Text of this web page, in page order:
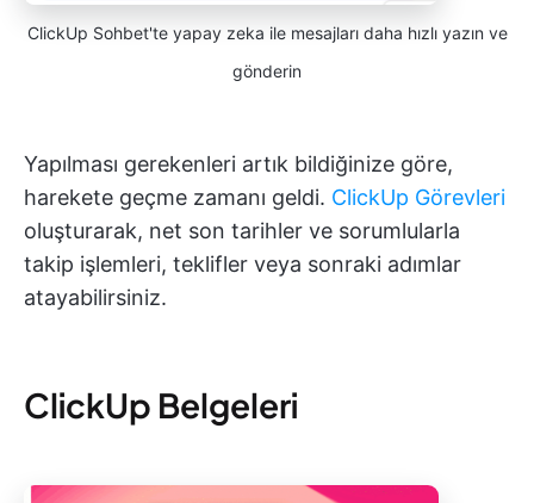
ClickUp Sohbet'te yapay zeka ile mesajları daha hızlı yazın ve
gönderin
Yapılması gerekenleri artık bildiğinize göre,
harekete geçme zamanı geldi. ClickUp Görevleri
oluşturarak, net son tarihler ve sorumlularla
takip işlemleri, teklifler veya sonraki adımlar
atayabilirsiniz.
ClickUp Belgeleri